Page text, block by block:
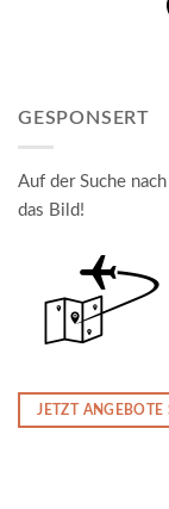
GESPONSERT
Auf der Suche
das Bild!
JETZT ANGEBOTE